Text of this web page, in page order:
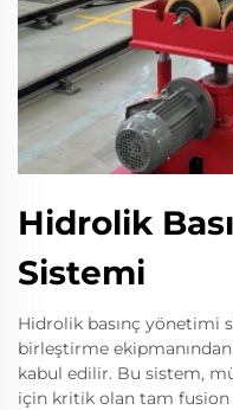
Hidrolik
Sistemi
Hidrolik basınç yönetimi
birleştirme
kabul edilir. Bu sistem,
için kritik olan tam fusion